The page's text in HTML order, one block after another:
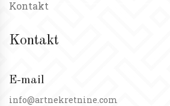
Kontakt
Kontakt
E-mail
info@artnekretnine.com